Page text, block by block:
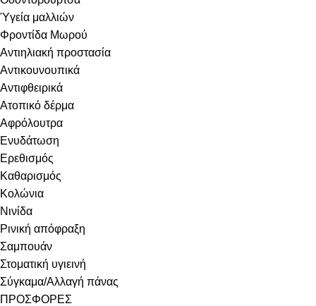
Ύγεία μαλλιών
Φροντίδα Μωρού
Αντιηλιακή προστασία
Αντικουνουπικά
Αντιφθειρικά
Ατοπικό δέρμα
Αφρόλουτρα
Ενυδάτωση
Ερεθισμός
Καθαρισμός
Κολώνια
Νινίδα
Ρινική απόφραξη
Σαμπουάν
Στοματική υγιεινή
Σύγκαμα/Αλλαγή πάνας
ΠΡΟΣΦΟΡΕΣ